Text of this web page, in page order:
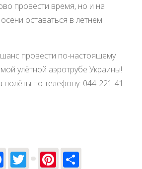
провести время, но и на
оставаться в летнем
шанс провести по-настоящему
улётной аэротрубе Украины!
полёты по телефону: 044-221-41-
Facebook
TwitterPinterest